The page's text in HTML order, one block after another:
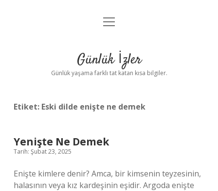
Anasayfa
Yasal Uyarı
menüyü
Günlük İzler
Günlük yaşama farklı tat katan kısa bilgiler.
Etiket: Eski dilde enişte ne demek
Yenişte Ne Demek
Tarih: Şubat 23, 2025
Enişte kimlere denir? Amca, bir kimsenin teyzesinin,
halasının veya kız kardeşinin eşidir. Argoda enişte